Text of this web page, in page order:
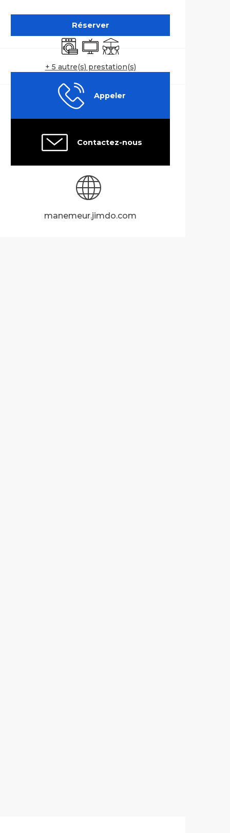
Ouverture et
Réserver
Lave lingeTélévision
Terrasse
+ 5 autre(s) prestation(s)
Appeler
Contactez-nous
manemeur.jimdo.com